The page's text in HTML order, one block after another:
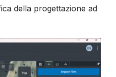
della progettazione ad